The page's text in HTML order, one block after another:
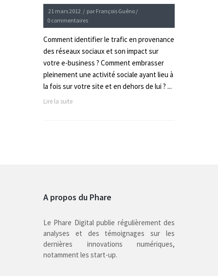
21 mars 2012 / par François Guéno /
0 commentaires
Comment identifier le trafic en provenance
des réseaux sociaux et son impact sur
votre e-business ? Comment embrasser
pleinement une activité sociale ayant lieu à
la fois sur votre site et en dehors de lui ? ...
Lire la suite
A propos du Phare
Le Phare Digital publie régulièrement des
analyses et des témoignages sur les
dernières innovations numériques,
notamment les start-up.